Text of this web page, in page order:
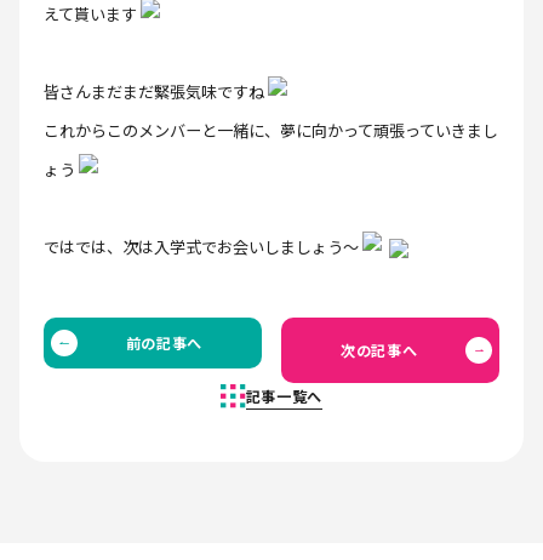
えて貰います
皆さんまだまだ緊張気味ですね
これからこのメンバーと一緒に、夢に向かって頑張っていきまし
ょう
ではでは、次は入学式でお会いしましょう～
前の記事へ
記事一覧へ
次の記事へ